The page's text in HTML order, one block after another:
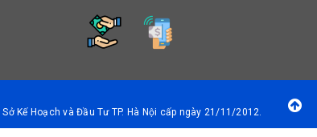
Kế Hoạch và Đầu Tư TP. Hà Nội cấp ngày 21/11/2012.